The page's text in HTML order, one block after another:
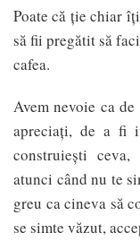
Poate că ție chiar
să fii pregătit să
cafea.
Avem nevoie ca
apreciați, de a fi
construiești
atunci când nu te
greu ca cineva să
se simte văzut,